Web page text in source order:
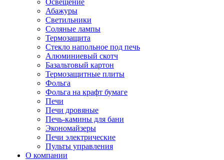
Освещение
Абажуры
Светильники
Соляные лампы
Термозащита
Стекло напольное под печь
Алюминиевый скотч
Базальтовый картон
Термозащитные плиты
Фольга
Фольга на крафт бумаге
Печи
Печи дровяные
Печь-камины для бани
Экономайзеры
Печи электрические
Пульты управления
О компании